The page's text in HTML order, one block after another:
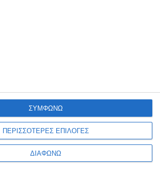
ΠΕΡΙΣΣΟΤΕΡΕΣ ΕΠΙΛΟΓΕΣ
ΔΙΑΦΩΝΩ
ΣΥΜΦΩΝΩ
MARKETING